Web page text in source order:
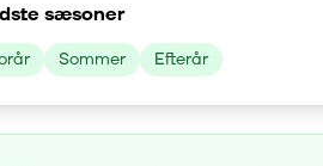
sæsoner
Sommer Efterår